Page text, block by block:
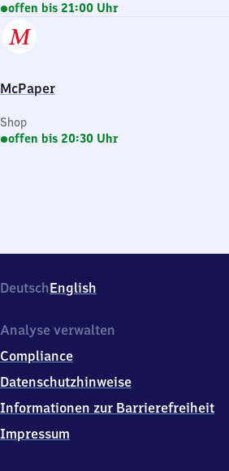
offen bis 21:00 Uhr
McPaper
Shop
offen bis 20:30 Uhr
DeutschEnglish
Analyse verwalten
Compliance
Datenschutzhinweise
Informationen zur Barrierefreiheit
Impressum